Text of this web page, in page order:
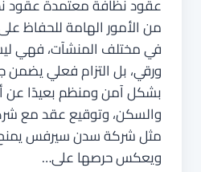
عقود نظافة معتمدة عقود
من الأمور الهامة للحفاظ
في مختلف المنشآت، فهي
ورقي، بل التزام فعلي يضمن
بشكل آمن ومنظم بعيدًا عن
والسكن، وتوقيع عقد مع
مثل شركة سدن سيرفس يمنح
ويعكس حرصها على…